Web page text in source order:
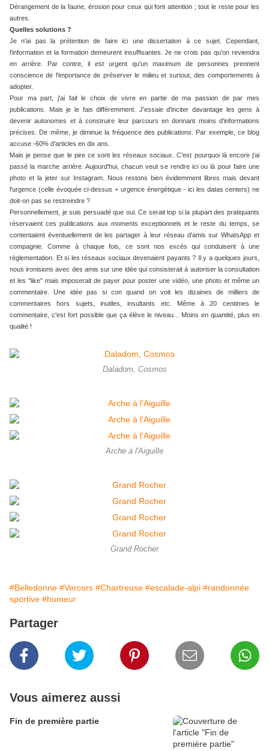
Dérangement de la faune, érosion pour ceux qui font attention ; tout le reste pour les
autres.
Quelles solutions ?
Je n'ai pas la prétention de faire ici une dissertation à ce sujet. Cependant,
l'information et la formation demeurent insuffisantes. Je ne crois pas qu'on reviendra
en arrière. Par contre, il est urgent qu'un maximum de personnes prennent
conscience de l'importance de préserver le milieu et surtout, des comportements à
adopter.
Pour ma part, j'ai fait le choix de vivre en partie de ma passion de par mes
publications. Mais je le fais différemment. J'essaie d'inciter davantage les gens à
devenir autonomes et à construire leur parcours en donnant moins d'informations
précises. De même, je diminue la fréquence des publications. Par exemple, ce blog
accuse -60% d'articles en dix ans.
Mais je pense que le pire ce sont les réseaux sociaux. C'est pourquoi là encore j'ai
passé la marche arrière. Aujourd'hui, chacun veut se rendre ici ou là pour faire une
photo et la jeter sur Instagram. Nous restons bien évidemment libres mais devant
l'urgence (celle évoquée ci-dessus + urgence énergétique - ici les datas centers) ne
doit-on pas se restreindre ?
Personnellement, je suis persuadé que oui. Ce serait top si la plupart des pratiquants
réservaient ces publications aux moments exceptionnels et le reste du temps, se
contentaient éventuellement de les partager à leur réseau d'amis sur WhatsApp et
compagnie. Comme à chaque fois, ce sont nos excès qui conduisent à une
règlementation. Et si les réseaux sociaux devenaient payants ? Il y a quelques jours,
nous ironisions avec des amis sur une idée qui consisterait à autoriser la consultation
et les "like" mais imposerait de payer pour poster une vidéo, une photo et même un
commentaire. Une idée pas si con quand on voit les dizaines de milliers de
commentaires hors sujets, inutiles, insultants etc. Même à 20 centimes le
commentaire, c'est fort possible que ça élève le niveau... Moins en quantité, plus en
qualité !
Daladom, Cosmos
Arche à l'Aiguille
Grand Rocher
#Belledonne #Vercors #Chartreuse #escalade-alpi #randonnée
sportive #humeur
Partager
Vous aimerez aussi
Fin de première partie